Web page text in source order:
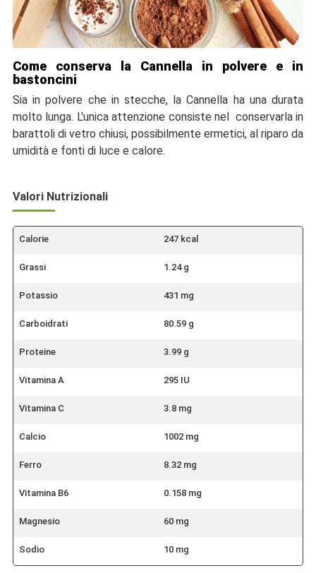
Come conserva la Cannella in polvere e in
bastoncini
Sia in polvere che in stecche, la Cannella ha una durata
molto lunga. L'unica attenzione consiste nel conservarla in
barattoli di vetro chiusi, possibilmente ermetici, al riparo da
umidità e fonti di luce e calore.
Valori Nutrizionali
Calorie 247 kcal
Grassi 1.24 g
Potassio 431 mg
Carboidrati 80.59 g
Proteine 3.99 g
Vitamina A 295 IU
Vitamina C 3.8 mg
Calcio 1002 mg
Ferro 8.32 mg
Vitamina B6 0.158 mg
Magnesio 60 mg
Sodio 10 mg